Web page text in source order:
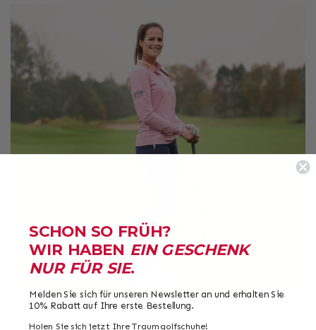
SCHON SO FRÜH?
WIR HABEN EIN GESCHENK
NUR FÜR SIE.
Melden Sie sich für unseren Newsletter an und erhalten Sie
10% Rabatt auf Ihre erste Bestellung.
Holen Sie sich jetzt Ihre Traumgolfschuhe!